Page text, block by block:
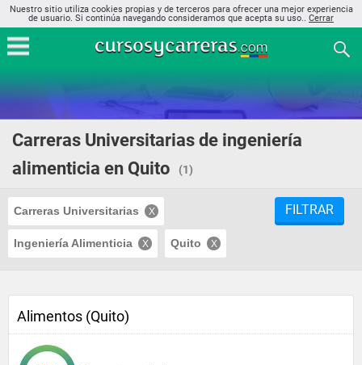
Nuestro sitio utiliza cookies propias y de terceros para ofrecer una mejor experiencia
de usuario. Si continúa navegando consideramos que acepta su uso.. Cerrar
Carreras Universitarias de ingeniería
alimenticia en Quito
(1)
Carreras Universitarias
Ingeniería Alimenticia Quito
FILTRAR
Alimentos (Quito)